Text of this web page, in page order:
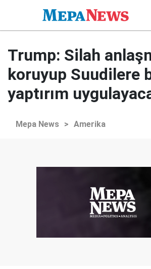
Trump: Silah
koruyup Suudilere
yaptırım
Mepa News > Amerika